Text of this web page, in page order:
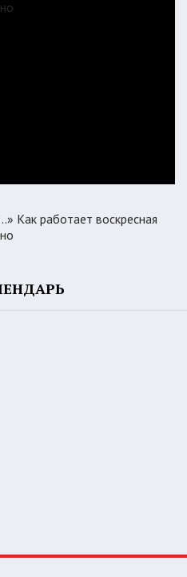
Как работает воскресная